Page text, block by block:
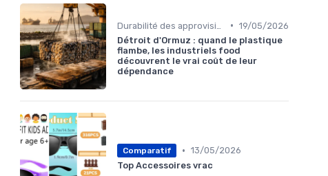
• 19/05/2026
Détroit d'Ormuz : quand le plastique
flambe, les industriels food
découvrent le vrai coût de leur
dépendance
Comparatif • 13/05/2026
Top Accessoires vrac